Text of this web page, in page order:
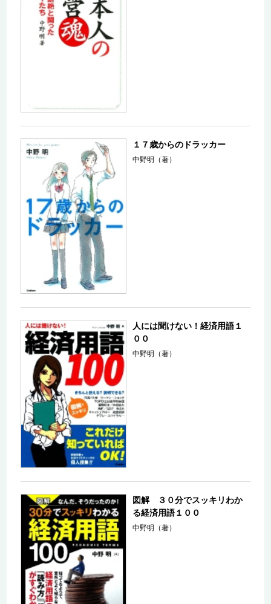
１７歳からのドラッカー
中野明（著）
人には聞けない！経済用語１
００
中野明（著）
図解 ３０分でスッキリわか
る経済用語１００
中野明（著）